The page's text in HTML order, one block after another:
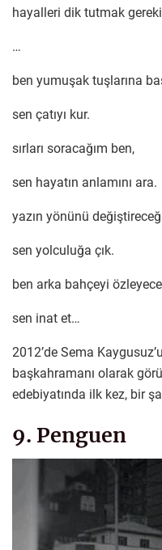
hayalleri dik tutmak
…
ben yumuşak tuşlarına
sen çatıyı kur.
sırları soracağım ben,
sen hayatın anlamını ara.
yazın yönünü
sen yolculuğa çık.
ben arka bahçeyi
sen inat et…
2012’de Sema
başkahramanı olarak
edebiyatında ilk kez, bir
9. Penguen